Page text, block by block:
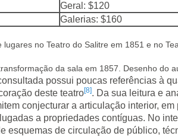
Geral: $120
Galerias: $160
lugares no Teatro do Salitre em 1851 e no
da sala em 1857. Desenho do
possui poucas referências à
deste teatro[8]. Da sua leitura e
conjecturar a articulação interior,
a propriedades contíguas. No
esquemas de circulação de público,